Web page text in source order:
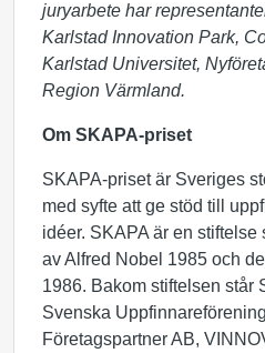
juryarbete har
Karlstad Innovation Park,
Karlstad Universitet,
Region Värmland.
Om SKAPA-priset
SKAPA-priset är Sveriges
med syfte att ge stöd till
idéer. SKAPA är en
av Alfred Nobel 1985 och
1986. Bakom stiftelsen står
Svenska
Företagspartner AB,